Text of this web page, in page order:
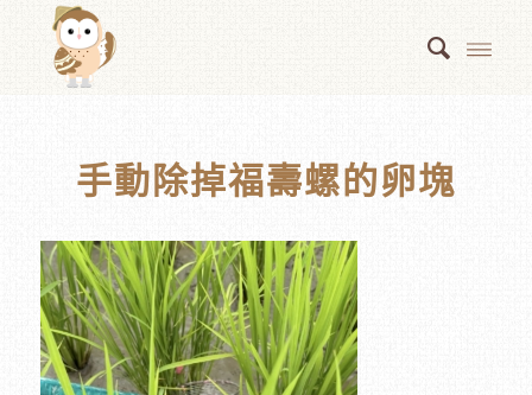
手動除掉福壽螺的卵塊